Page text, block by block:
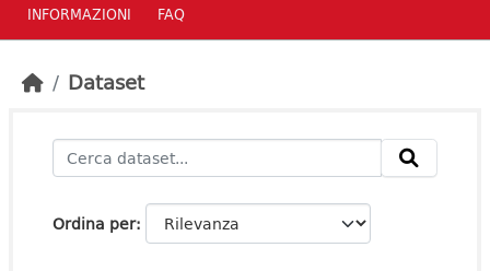
INFORMAZIONI FAQ
Dataset
Ordina per